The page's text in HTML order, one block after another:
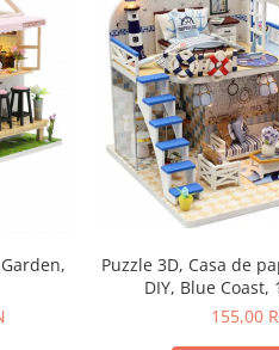
Puzzle 3D, Casa de
DIY, Blue Coast,
155,00